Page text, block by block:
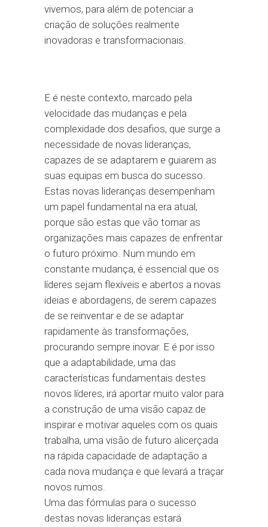
vivemos, para além de potenciar a
criação de soluções realmente
inovadoras e transformacionais.
E é neste contexto, marcado pela
velocidade das mudanças e pela
complexidade dos desafios, que surge a
necessidade de novas lideranças,
capazes de se adaptarem e guiarem as
suas equipas em busca do sucesso.
Estas novas lideranças desempenham
um papel fundamental na era atual,
porque são estas que vão tornar as
organizações mais capazes de enfrentar
o futuro próximo. Num mundo em
constante mudança, é essencial que os
líderes sejam flexíveis e abertos a novas
ideias e abordagens, de serem capazes
de se reinventar e de se adaptar
rapidamente às transformações,
procurando sempre inovar. E é por isso
que a adaptabilidade, uma das
características fundamentais destes
novos líderes, irá aportar muito valor para
a construção de uma visão capaz de
inspirar e motivar aqueles com os quais
trabalha, uma visão de futuro alicerçada
na rápida capacidade de adaptação a
cada nova mudança e que levará a traçar
novos rumos.
Uma das fórmulas para o sucesso
destas novas lideranças estará